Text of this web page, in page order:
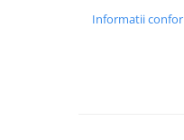
Informatii